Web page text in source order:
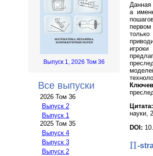
Выпуск 1, 2026 Том 36
Все выпуски
2026 Том 36
Выпуск 2
Выпуск 1
2025 Том 35
Выпуск 4
Выпуск 3
Выпуск 2
Данная
а
первом
Цитата:
науки,
DOI:
Π
Π -